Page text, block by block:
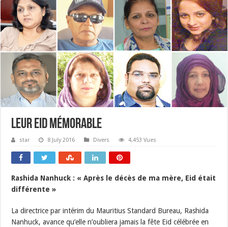
Leur Eid mémorable
star 8 July 2016 Divers 4,453 Vues
Rashida Nanhuck : « Après le décès de ma mère, Eid était
différente »
La directrice par intérim du Mauritius Standard Bureau, Rashida
Nanhuck, avance qu’elle n’oubliera jamais la fête Eid célébrée en